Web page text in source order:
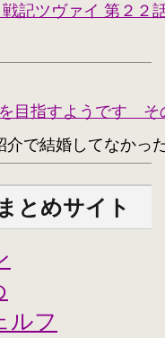
戦記ツヴァイ 第２２
目指すようです そ
で結婚してなかっ
とめサイト
ルフ